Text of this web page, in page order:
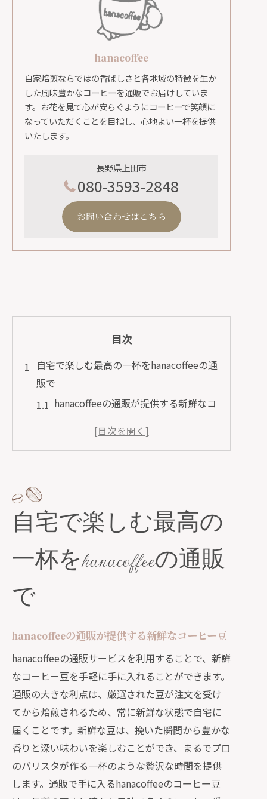
hanacoffee
自家焙煎ならではの香ばしさと各地域の特徴を生か
した風味豊かなコーヒーを通販でお届けしていま
す。お花を見て心が安らぐようにコーヒーで笑顔に
なっていただくことを目指し、心地よい一杯を提供
いたします。
長野県上田市
080-3593-2848
お問い合わせはこちら
目次
自宅で楽しむ最高の一杯をhanacoffeeの通
販で
hanacoffeeの通販が提供する新鮮なコ
自宅で極上のコーヒータイムを楽しむ
hanacoffeeの通販が選ばれる理由
hanacoffeeの自家焙煎珈琲通販で贅沢なひ
hanacoffeeの通販で味わう至福の一杯
通販で手に入る特別なコーヒー体験
プロフェッショナルな味を自宅で楽し
む
hanacoffeeの自家焙煎が選ばれる理由
通販で手に入れる新鮮な自家焙煎コーヒー
の魅力
hanacoffeeの焙煎プロセスを解説
自宅で楽しむ最高の
一杯をhanacoffeeの通販
で
hanacoffeeの通販が提供する新鮮なコーヒー豆
hanacoffeeの通販サービスを利用することで、新鮮
なコーヒー豆を手軽に手に入れることができます。
通販の大きな利点は、厳選された豆が注文を受け
てから焙煎されるため、常に新鮮な状態で自宅に
届くことです。新鮮な豆は、挽いた瞬間から豊かな
香りと深い味わいを楽しむことができ、まるでプロ
のバリスタが作る一杯のような贅沢な時間を提供
します。通販で手に入るhanacoffeeのコーヒー豆